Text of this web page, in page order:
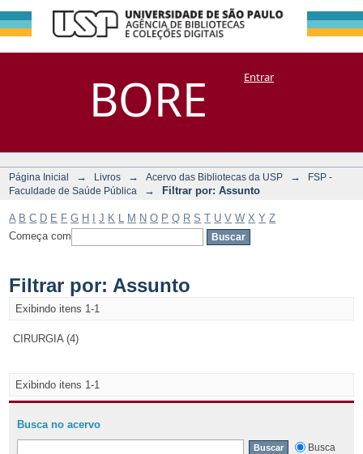
BORE
Filtrar por:
Assunto
DSpace/Manakin + CoriscoEntrar
Página Inicial → Livros → Acervo das Bibliotecas da USP →
FSP -
Faculdade de Saúde Pública
→ Filtrar por: Assunto
A B C D E F G H J K M N O P Q R S T U V W X Y Z
Começa com
Filtrar por: Assunto
Exibindo itens 1-1
CIRURGIA (4)
Exibindo itens 1-1
Busca no acervo
Busca